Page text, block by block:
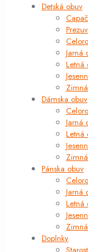
Detská obuv
Jarná
Letná
Dámska obuv
Jarná
Letná
Pánska obuv
Jarná
Letná
Doplnky